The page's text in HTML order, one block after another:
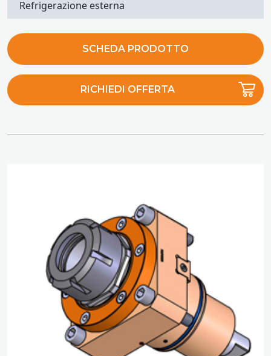
Refrigerazione esterna
SCHEDA PRODOTTO
RICHIEDI OFFERTA